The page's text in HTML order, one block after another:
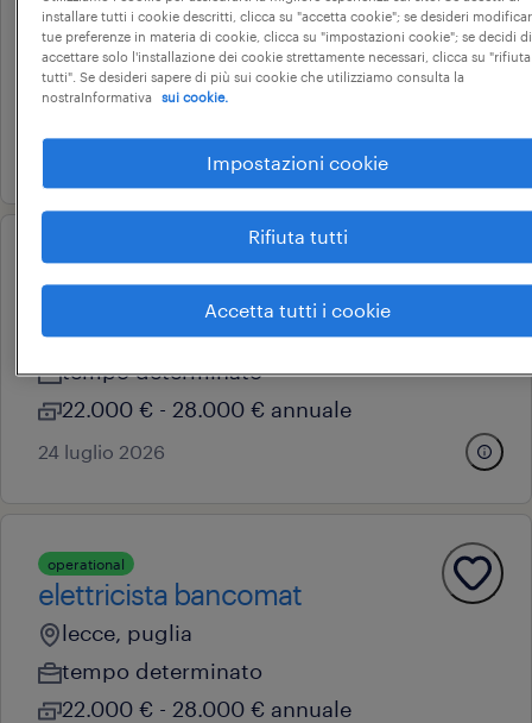
chieri, piemonte
tempo determinato
22.000 € - 28.000 € annuale
operational
operaio generico
pastrengo, veneto
tempo determinato
22.000 € - 28.000 € annuale
24 luglio 2026
operational
elettricista bancomat
lecce, puglia
tempo determinato
22.000 € - 28.000 € annuale
installare tutti i cookie descritti, clicca su "accetta cookie"; se desideri
tue preferenze in materia di cookie, clicca su "impostazioni cookie"; se decidi di
accettare solo l'installazione dei cookie strettamente necessari, clicca su "rifiuta
tutti". Se desideri sapere di più sui cookie che utilizziamo consulta la
nostraInformativa
sui cookie.
Impostazioni cookie
Rifiuta tutti
Accetta tutti i cookie